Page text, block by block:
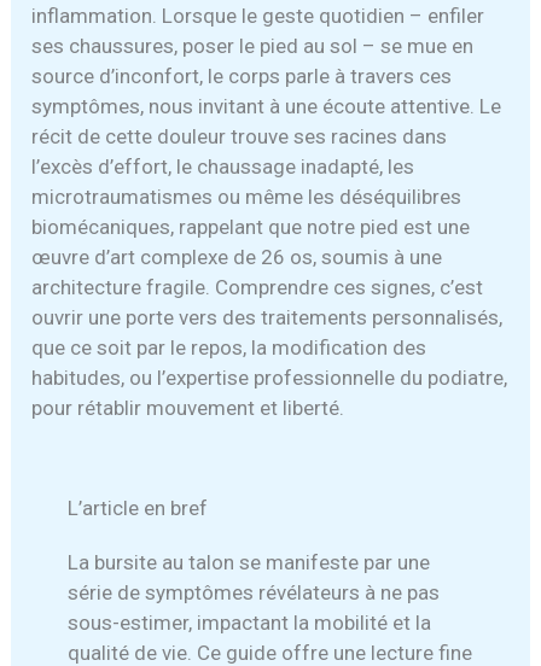
inflammation. Lorsque le geste quotidien – enfiler
ses chaussures, poser le pied au sol – se mue en
source d’inconfort, le corps parle à travers ces
symptômes, nous invitant à une écoute attentive. Le
récit de cette douleur trouve ses racines dans
l’excès d’effort, le chaussage inadapté, les
microtraumatismes ou même les déséquilibres
biomécaniques, rappelant que notre pied est une
œuvre d’art complexe de 26 os, soumis à une
architecture fragile. Comprendre ces signes, c’est
ouvrir une porte vers des traitements personnalisés,
que ce soit par le repos, la modification des
habitudes, ou l’expertise professionnelle du podiatre,
pour rétablir mouvement et liberté.
L’article en bref
La bursite au talon se manifeste par une
série de symptômes révélateurs à ne pas
sous-estimer, impactant la mobilité et la
qualité de vie. Ce guide offre une lecture fine